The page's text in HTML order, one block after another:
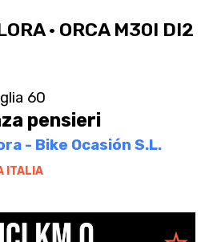
· ORCA M30I DI2
60
pensieri
- Bike Ocasión S.L.
ITALIA